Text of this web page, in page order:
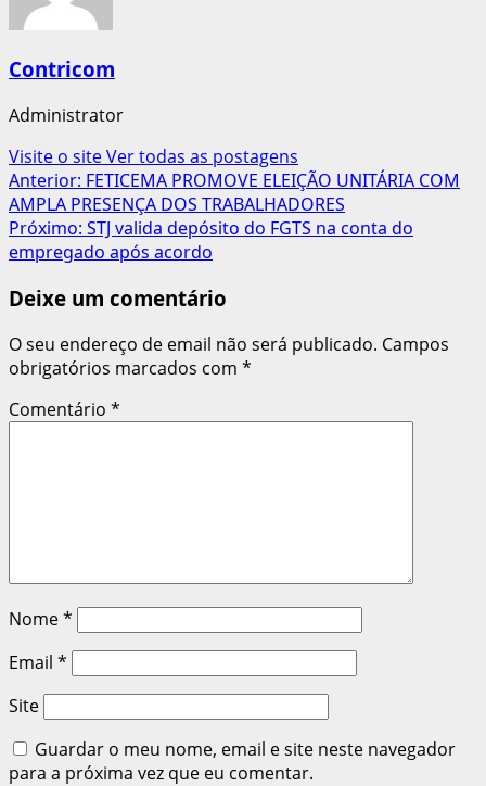
Contricom
Administrator
Visite o siteVer todas as postagens
Navegação
de
artigos
Anterior: FETICEMA PROMOVE ELEIÇÃO UNITÁRIA COM
AMPLA PRESENÇA DOS TRABALHADORES
Próximo: STJ valida depósito do FGTS na conta do
empregado após acordo
Deixe um comentário
O seu endereço de email não será publicado. Campos
obrigatórios marcados com *
Comentário *
Nome*
Email *
Site
Guardar o meu nome, email e site neste navegador
para a próxima vez que eu comentar.